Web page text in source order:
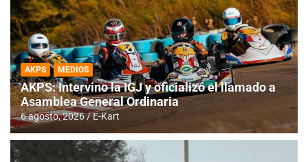
AKPS MEDIOS
AKPS: Intervino la IGJ y oficializó el llamado a
Asamblea General Ordinaria
6 agosto, 2026 E-Kart